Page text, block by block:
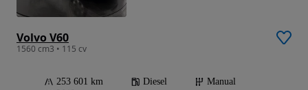
Volvo V60
1560 cm3 • 115 cv
253 601 km Diesel
Manual